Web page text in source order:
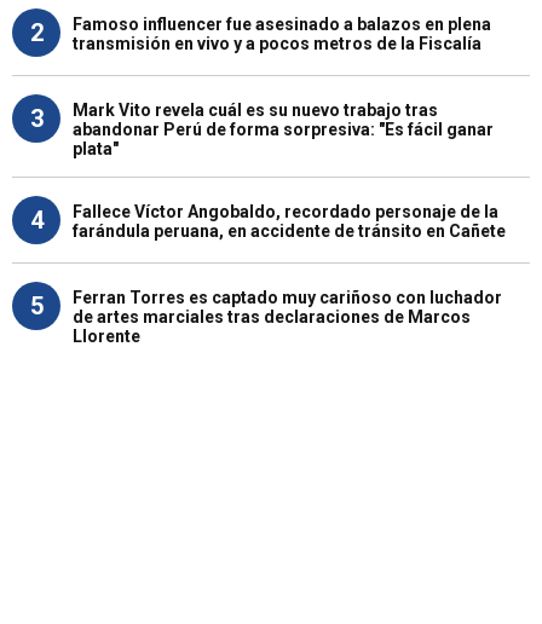
2
Famoso influencer fue asesinado a balazos en plena
transmisión en vivo y a pocos metros de la Fiscalía
3
Mark Vito revela cuál es su nuevo trabajo tras
abandonar Perú de forma sorpresiva: "Es fácil ganar
plata"
4
Fallece Víctor Angobaldo, recordado personaje de la
farándula peruana, en accidente de tránsito en Cañete
5
Ferran Torres es captado muy cariñoso con luchador
de artes marciales tras declaraciones de Marcos
Llorente